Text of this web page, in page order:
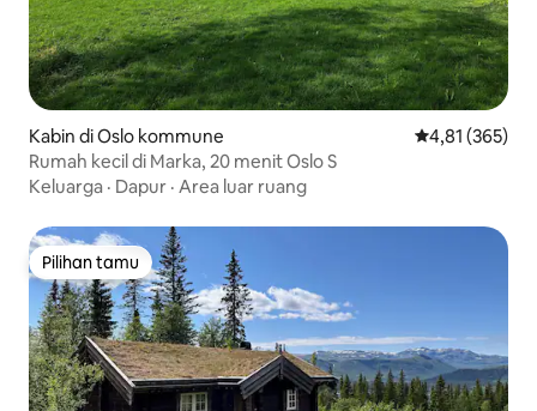
Kabin di Oslo kommune Nilai rata-rata
4,81 (365)
Rumah kecil di Marka, 20 menit Oslo S
Keluarga · Dapur · Area luar ruang
Pilihan tamu
Pilihan tamu